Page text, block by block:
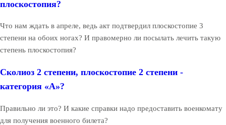
плоскостопия?
Что нам ждать в апреле, ведь акт подтвердил плоскостопие 3
степени на обоих ногах? И правомерно ли посылать лечить такую
степень плоскостопия?
Сколиоз 2 степени, плоскостопие 2 степени -
категория «А»?
Правильно ли это? И какие справки надо предоставить военкомату
для получения военного билета?